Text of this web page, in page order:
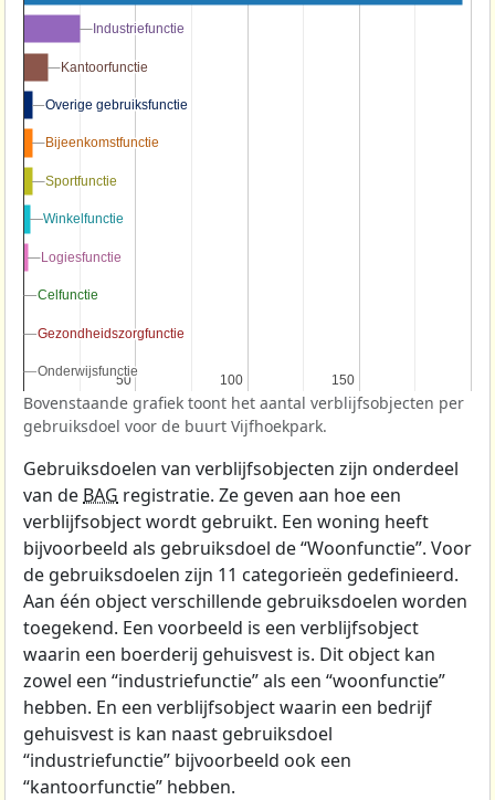
50
50 100
100 150
150
Industriefunctie
Industriefunctie
Kantoorfunctie
Kantoorfunctie
Overige gebruiksfunctie
Overige gebruiksfunctie
Bijeenkomstfunctie
Bijeenkomstfunctie
Sportfunctie
Sportfunctie
Winkelfunctie
Winkelfunctie
Logiesfunctie
Logiesfunctie
Celfunctie
Celfunctie
Gezondheidszorgfunctie
Gezondheidszorgfunctie
Onderwijsfunctie
Onderwijsfunctie
Bovenstaande grafiek toont het aantal verblijfsobjecten per
gebruiksdoel voor de buurt Vijfhoekpark.
Gebruiksdoelen van verblijfsobjecten zijn onderdeel
van de BAG registratie. Ze geven aan hoe een
verblijfsobject wordt gebruikt. Een woning heeft
bijvoorbeeld als gebruiksdoel de “Woonfunctie”. Voor
de gebruiksdoelen zijn 11 categorieën gedefinieerd.
Aan één object verschillende gebruiksdoelen worden
toegekend. Een voorbeeld is een verblijfsobject
waarin een boerderij gehuisvest is. Dit object kan
zowel een “industriefunctie” als een “woonfunctie”
hebben. En een verblijfsobject waarin een bedrijf
gehuisvest is kan naast gebruiksdoel
“industriefunctie” bijvoorbeeld ook een
“kantoorfunctie” hebben.